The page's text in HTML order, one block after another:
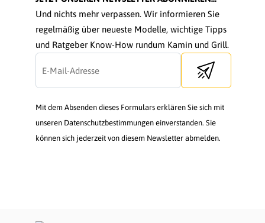
Und nichts mehr verpassen. Wir informieren Sie
regelmäßig über neueste Modelle, wichtige Tipps
und Ratgeber Know-How rundum Kamin und Grill.
Send newsletter
Mit dem Absenden dieses Formulars erklären Sie sich mit
unseren Datenschutzbestimmungen einverstanden. Sie
können sich jederzeit von diesem Newsletter abmelden.